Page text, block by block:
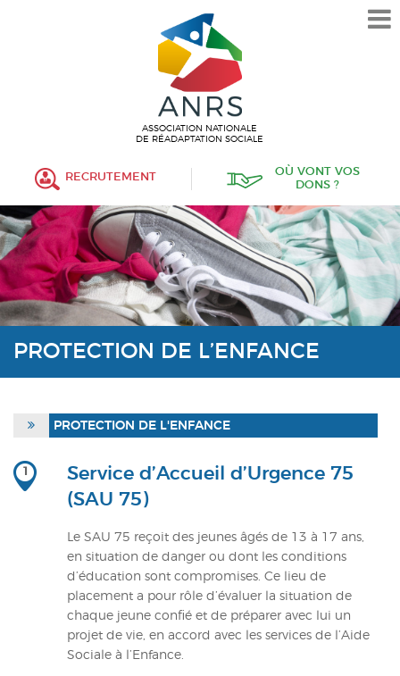
L’ASSOCIATION
HISTORIQUE
VALEURS ET ENGAGEMENT
ASSOCIATIF
FONCTIONNEMENT
ORGANISATION
POLITIQUE RH
ÉTABLISSEMENTS SERVICES
PROTECTION DE L’ENFANCE
ACTUALITÉS
ASSOCIATION NATIONALE
DE RÉADAPTATION SOCIALE
RECRUTEMENT
OÙ VONT VOS
DONS ?
PROTECTION DE L’ENFANCE
PROTECTION DE L'ENFANCE
1
Service d’Accueil d’Urgence 75
(SAU 75)
Le SAU 75 reçoit des jeunes âgés de 13 à 17 ans,
en situation de danger ou dont les conditions
d’éducation sont compromises. Ce lieu de
placement a pour rôle d’évaluer la situation de
chaque jeune confié et de préparer avec lui un
projet de vie, en accord avec les services de l’Aide
Sociale à l’Enfance.